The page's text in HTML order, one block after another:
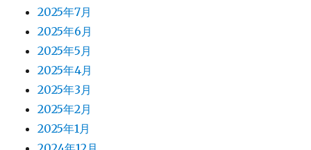
2025年7月
2025年6月
2025年5月
2025年4月
2025年3月
2025年2月
2025年1月